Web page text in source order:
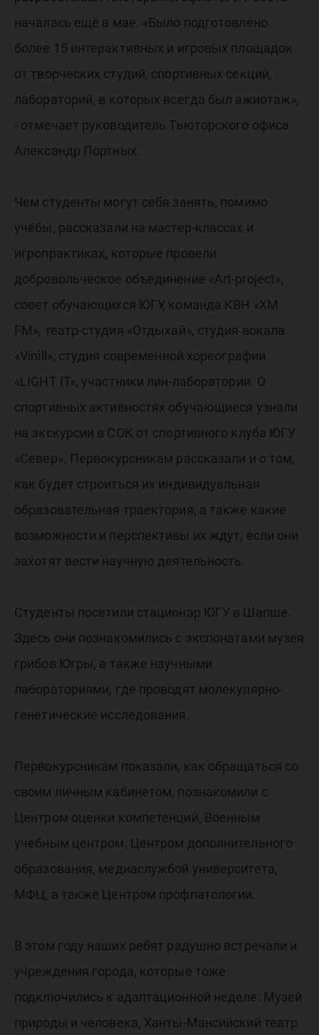
началась ещё в мае. «Было подготовлено
более 15 интерактивных и игровых площадок
от творческих студий, спортивных секций,
лабораторий, в которых всегда был ажиотаж»,
- отмечает руководитель Тьюторского офиса
Александр Портных.
Чем студенты могут себя занять, помимо
учёбы, рассказали на мастер-классах и
игропрактиках, которые провели
добровольческое объединение «Art-project»,
совет обучающихся ЮГУ, команда КВН «ХМ
FM», театр-студия «Отдыхай», студия вокала
«Vinill», студия современной хореографии
«LIGHT IT», участники лин-лаборатории. О
спортивных активностях обучающиеся узнали
на экскурсии в СОК от спортивного клуба ЮГУ
«Север». Первокурсникам рассказали и о том,
как будет строиться их индивидуальная
образовательная траектория, а также какие
возможности и перспективы их ждут, если они
захотят вести научную деятельность.
Студенты посетили стационар ЮГУ в Шапше.
Здесь они познакомились с экспонатами музея
грибов Югры, а также научными
лабораториями, где проводят молекулярно-
генетические исследования.
Первокурсникам показали, как обращаться со
своим личным кабинетом, познакомили с
Центром оценки компетенций, Военным
учебным центром, Центром дополнительного
образования, медиаслужбой университета,
МФЦ, а также Центром профпатологии.
В этом году наших ребят радушно встречали и
учреждения города, которые тоже
подключились к адаптационной неделе: Музей
природы и человека, Ханты-Мансийский театр